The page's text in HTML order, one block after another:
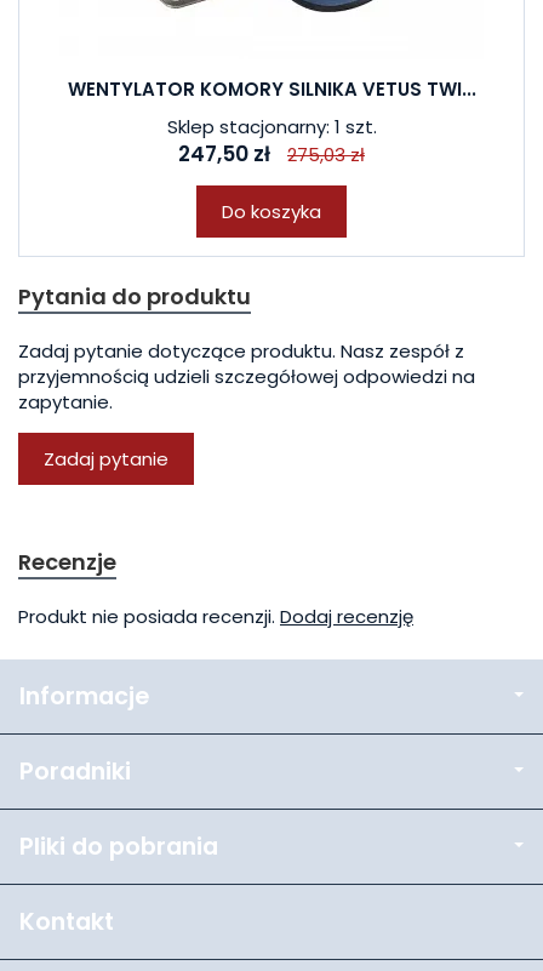
WENTYLATOR KOMORY SILNIKA VETUS TWI...
Sklep stacjonarny: 1 szt.
247,50 zł 275,03 zł
Do koszyka
Pytania do produktu
Zadaj pytanie dotyczące produktu. Nasz zespół z
przyjemnością udzieli szczegółowej odpowiedzi na
zapytanie.
Zadaj pytanie
Recenzje
Produkt nie posiada recenzji. Dodaj recenzję
Informacje
Poradniki
Pliki do pobrania
Kontakt